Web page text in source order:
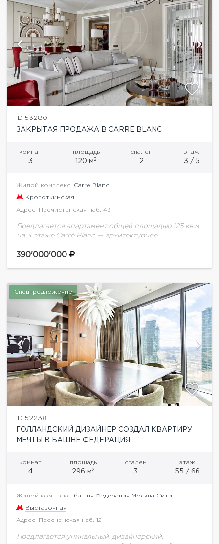
ID 53280
ЗАКРЫТАЯ ПРОДАЖА В CARRE BLANC
комнат
3
площадь
120 м2
спален
2
этаж
3 / 5
Жилой комплекс: Carre Blanc
Кропоткинская
Адрес: Пречистенская наб. 43
Предлагается апартамент общей площадью 125 кв.м
на 3 этаже.Carré Blanc — архитектурное
инновации, идеальную своей простотой форму и
390'000'000
Спецпредложение
ID 52238
ГОЛЛАНДСКИЙ ДИЗАЙНЕР СОЗДАЛ КВАРТИРУ
МЕЧТЫ В БАШНЕ ФЕДЕРАЦИЯ
комнат
4
площадь
296 м2
спален
3
этаж
55 / 66
Жилой комплекс: башня Федерация Москва Сити
Выставочная
Адрес: Пресненская наб. 12
Предлагается уникальный, дизайнерский,